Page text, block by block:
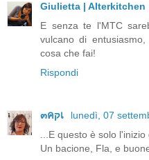
Giulietta | Alterkitchen
E senza te l'MTC
vulcano di
cosa che fai!
Rispondi
๓คקเ
lunedì, 07
...E questo è solo
Un bacione, Fla, e